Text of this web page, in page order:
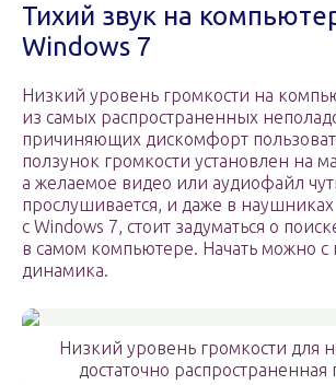
Тихий звук на
Windows 7
Низкий уровень громкости на
из самых распространенных
причиняющих дискомфорт
ползунок громкости установлен на
а желаемое видео или аудиофайл
прослушивается, и даже в наушниках
с Windows 7, стоит задуматься о
в самом компьютере. Начать можно с
динамика.
Низкий уровень громкости для
достаточно